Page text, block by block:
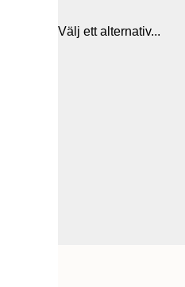
Välj ett alternativ...